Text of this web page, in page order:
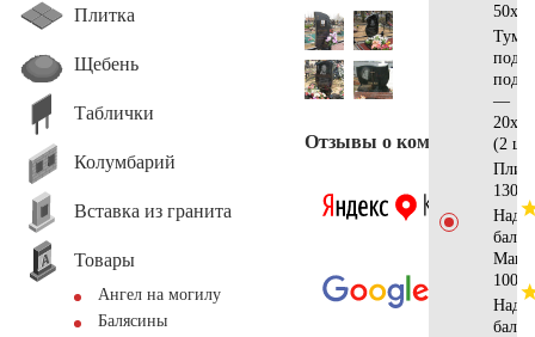
Плитка
Щебень
Таблички
Колумбарий
Вставка из гранита
Товары
Ангел на могилу
Балясины
Отзывы о компании
под
—
(2
балка